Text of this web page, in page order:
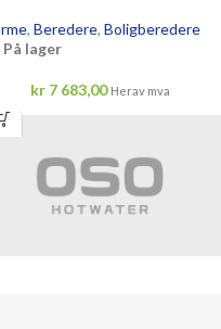
, Beredere, Boligberedere
På lager
kr7 683,00 Herav mva